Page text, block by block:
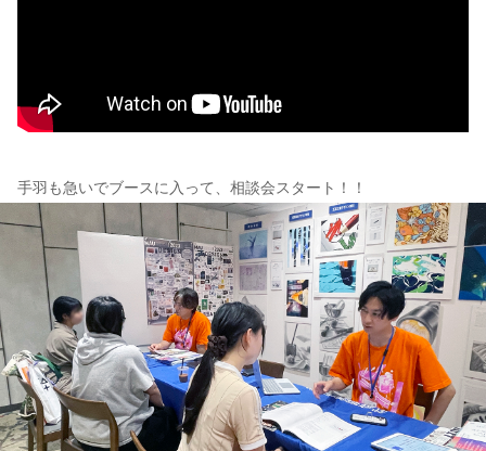
手羽も急いでブースに入って、相談会スタート！！